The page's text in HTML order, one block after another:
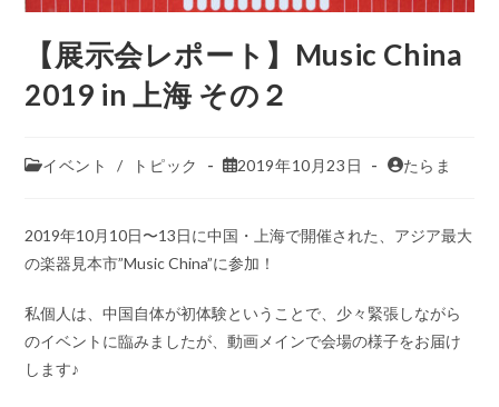
【展示会レポート】Music China
2019 in 上海 その２
イベント / トピック 2019年10月23日 たらま
2019年10月10日〜13日に中国・上海で開催された、アジア最大
の楽器見本市”Music China”に参加！
私個人は、中国自体が初体験ということで、少々緊張しながら
のイベントに臨みましたが、動画メインで会場の様子をお届け
します♪